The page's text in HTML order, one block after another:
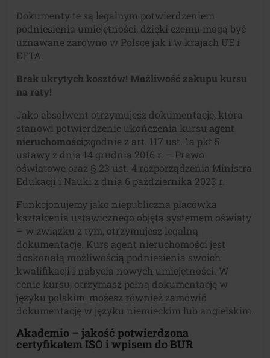
Dokumenty te są legalnym potwierdzeniem
podniesienia umiejętności, dzięki czemu mogą być
uznawane zarówno w Polsce jak i w krajach UE i
EFTA.
Brak ukrytych kosztów! Możliwość zakupu kursu
na raty!
Jako absolwent otrzymujesz dokumentację, która
stanowi potwierdzenie ukończenia kursu agent
nieruchomości;zgodnie z art. 117 ust. 1a pkt 5
ustawy z dnia 14 grudnia 2016 r. – Prawo
oświatowe oraz § 23 ust. 4 rozporządzenia Ministra
Edukacji i Nauki z dnia 6 października 2023 r.
Funkcjonujemy jako niepubliczna placówka
kształcenia ustawicznego objęta systemem oświaty
– w związku z tym, otrzymujesz legalną
dokumentacje. Kurs agent nieruchomości jest
doskonałą możliwością podniesienia swoich
kwalifikacji i nabycia nowych umiejętności. W
cenie kursu, otrzymasz pełną dokumentację w
języku polskim, możesz również zamówić
dokumentację w języku niemieckim lub angielskim.
Akademio – jakość potwierdzona
certyfikatem ISO i wpisem do BUR